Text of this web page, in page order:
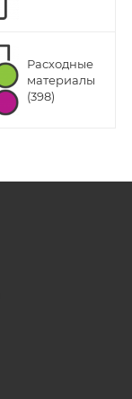
Расходные
материалы
(398)